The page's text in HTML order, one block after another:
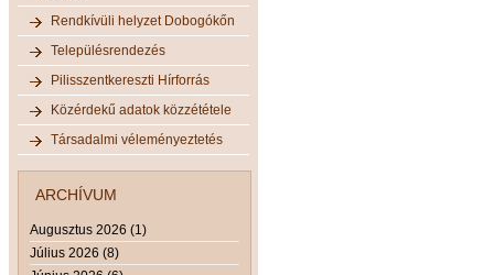
Rendkívüli helyzet Dobogókőn
Településrendezés
Pilisszentkereszti Hírforrás
Közérdekű adatok közzététele
Társadalmi véleményeztetés
ARCHÍVUM
Augusztus 2026 (1)
Július 2026 (8)